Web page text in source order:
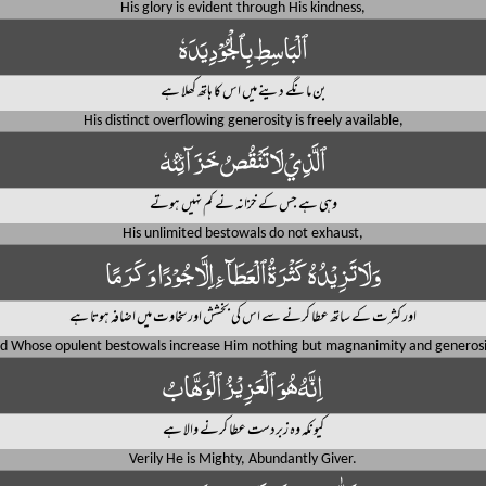
His glory is evident through His kindness,
ٱلْبَاسِطِ بِٱلْجُوْدِ يَدَهٗ
بن مانگے دینے میں اس کا ہاتھ کھلا ہے
His distinct overflowing generosity is freely available,
ٱلَّذِيْ لَا تَنْقُصُ خَزَآئِنُهٗ
وہی ہے جس کے خزانہ نے کم نہیں ہوتے
His unlimited bestowals do not exhaust,
وَلَا تَزِيْدُهُ كَثْرَةُ ٱلْعَطَآءِ اِلَّا جُوْدًا وَكَرَمًا
اور کثرت کے ساتھ عطا کرنے سے اس کی بخشش اور سخاوت میں اضافہ ہوتا ہے
Whose opulent bestowals increase Him nothing but magnanimity and
اِنَّهُ هُوَ ٱلْعَزِيْزُ ٱلْوَهَّابُ
کیونکہ وہ زبردست عطا کرنے والا ہے
Verily He is Mighty, Abundantly Giver.